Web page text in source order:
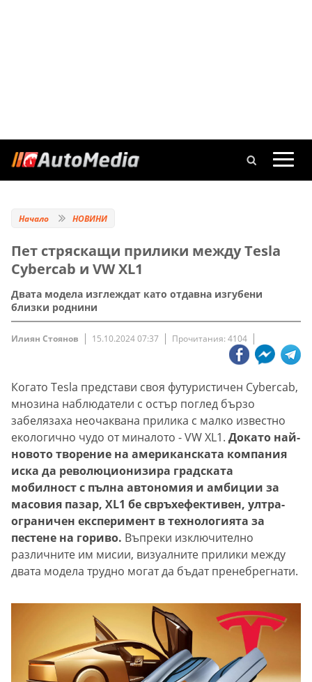
Начало НОВИНИ
Пет стряскащи прилики между Tesla
Cybercab и VW XL1
Двата модела изглеждат като отдавна изгубени
близки роднини
Илиян Стоянов 15.10.2024 07:37 Прочитания: 4104
Когато Tesla представи своя футуристичен Cybercab,
мнозина наблюдатели с остър поглед бързо
забелязаха неочаквана прилика с малко известно
екологично чудо от миналото - VW XL1. Докато най-
новото творение на американската компания
иска да революционизира градската
мобилност с пълна автономия и амбиции за
масовия пазар, XL1 бе свръхефективен, ултра-
ограничен експеримент в технологията за
пестене на гориво. Въпреки изключително
различните им мисии, визуалните прилики между
двата модела трудно могат да бъдат пренебрегнати.